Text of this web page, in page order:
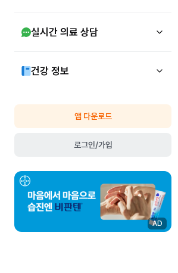
실시간 의료 상담
건강 정보
앱 다운로드
로그인/가입
AD